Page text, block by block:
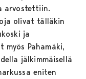
arvostettiin.
olivat tälläkin
ja
myös Pahamäki,
jälkimmäisellä
eniten